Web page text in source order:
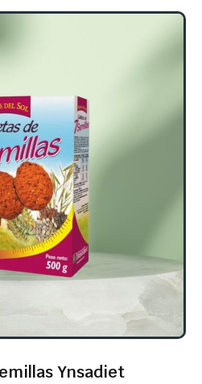
Ynsadiet